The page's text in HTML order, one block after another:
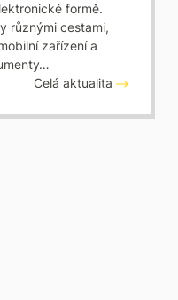
formě.
různými cestami,
zařízení a
Celá aktualita